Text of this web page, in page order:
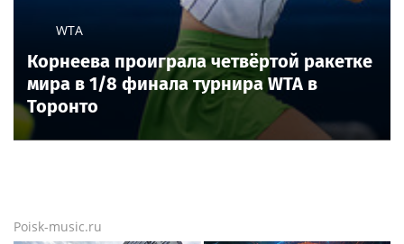
WTA
Корнеева проиграла четвёртой ракетке
мира в 1/8 финала турнира WTA в
Торонто
Poisk-music.ru